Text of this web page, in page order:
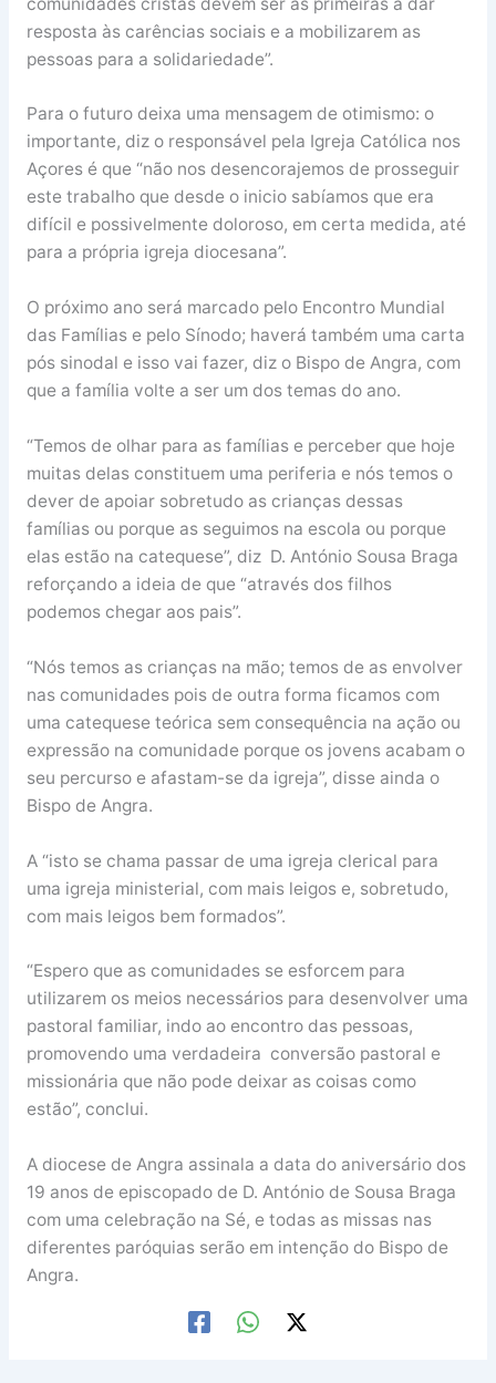
resposta às carências sociais e a mobilizarem as
pessoas para a solidariedade”.
Para o futuro deixa uma mensagem de otimismo: o
importante, diz o responsável pela Igreja Católica nos
Açores é que “não nos desencorajemos de prosseguir
este trabalho que desde o inicio sabíamos que era
difícil e possivelmente doloroso, em certa medida, até
para a própria igreja diocesana”.
O próximo ano será marcado pelo Encontro Mundial
das Famílias e pelo Sínodo; haverá também uma carta
pós sinodal e isso vai fazer, diz o Bispo de Angra, com
que a família volte a ser um dos temas do ano.
“Temos de olhar para as famílias e perceber que hoje
muitas delas constituem uma periferia e nós temos o
dever de apoiar sobretudo as crianças dessas
famílias ou porque as seguimos na escola ou porque
elas estão na catequese”, diz D. António Sousa Braga
reforçando a ideia de que “através dos filhos
podemos chegar aos pais”.
“Nós temos as crianças na mão; temos de as envolver
nas comunidades pois de outra forma ficamos com
uma catequese teórica sem consequência na ação ou
expressão na comunidade porque os jovens acabam o
seu percurso e afastam-se da igreja”, disse ainda o
Bispo de Angra.
A “isto se chama passar de uma igreja clerical para
uma igreja ministerial, com mais leigos e, sobretudo,
com mais leigos bem formados”.
“Espero que as comunidades se esforcem para
utilizarem os meios necessários para desenvolver uma
pastoral familiar, indo ao encontro das pessoas,
promovendo uma verdadeira conversão pastoral e
missionária que não pode deixar as coisas como
estão”, conclui.
A diocese de Angra assinala a data do aniversário dos
19 anos de episcopado de D. António de Sousa Braga
com uma celebração na Sé, e todas as missas nas
diferentes paróquias serão em intenção do Bispo de
Angra.